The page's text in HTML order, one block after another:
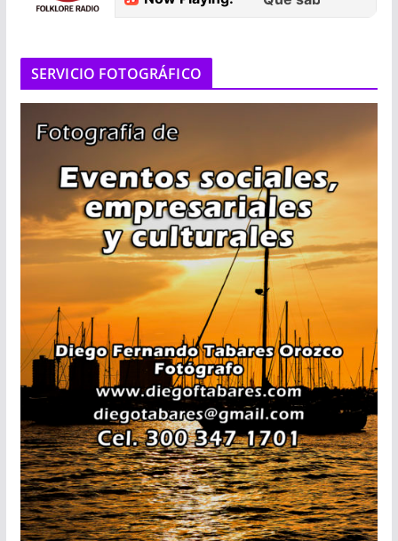
SERVICIO FOTOGRÁFICO